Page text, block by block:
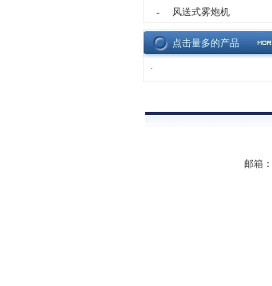
-
风送式雾炮机
点击量多的产品
·
邮箱：